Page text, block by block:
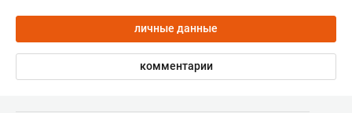
личные данные
комментарии